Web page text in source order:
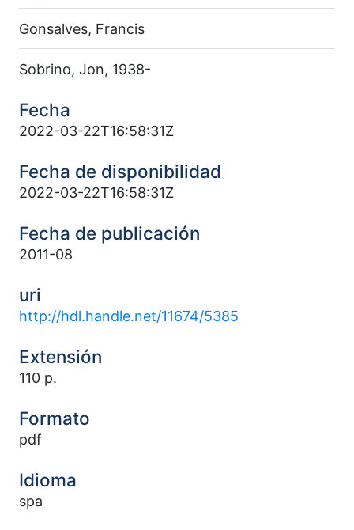
Gonsalves, Francis
Sobrino, Jon, 1938-
Fecha
2022-03-22T16:58:31Z
Fecha de disponibilidad
2022-03-22T16:58:31Z
Fecha de publicación
2011-08
uri
http://hdl.handle.net/11674/5385
Extensión
110 p.
Formato
pdf
Idioma
spa